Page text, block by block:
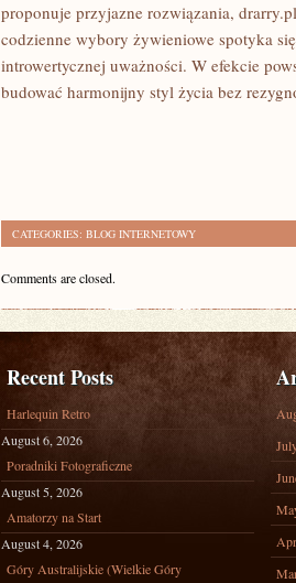
proponuje przyjazne rozwiązania,
codzienne wybory żywieniowe spotyka
introwertycznej uważności. W efekcie
budować harmonijny styl życia bez
CATEGORIES: BLOG INTERNETOWY
Comments are closed.
Recent Posts
Harlequin Retro
August 6, 2026
Poradniki Fotograficzne
August 5, 2026
Amatorzy na Start
August 4, 2026
Góry Australijskie (Wielkie Góry